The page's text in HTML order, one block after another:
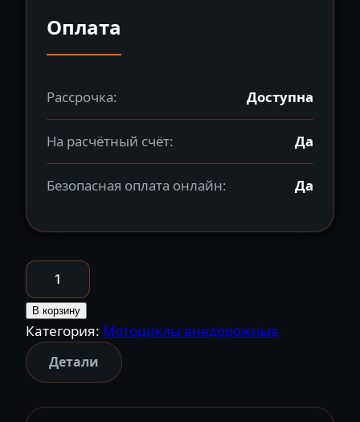
Оплата
Рассрочка: Доступна
На расчётный счёт: Да
Безопасная оплата онлайн: Да
Количество
товара
Мотоцикл
Motoland
SMX300
S4
В корзину
Категория: Мотоциклы внедорожные
Детали